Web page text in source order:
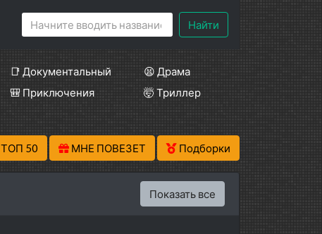
Найти
📑 Документальный
😫 Драма
🎒 Приключения
🤯 Триллер
ТОП 50 МНЕ ПОВЕЗЕТ Подборки
Показать все